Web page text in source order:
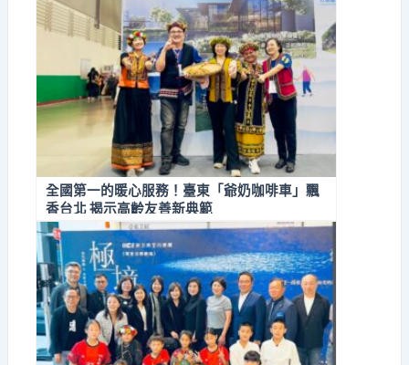
全國第一的暖心服務！臺東「爺奶咖啡車」飄
香台北 揭示高齡友善新典範